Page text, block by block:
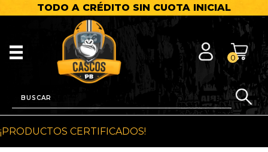
TODO A CRÉDITO SIN CUOTA INICIAL
0
¡PRODUCTOS CERTIFICADOS!